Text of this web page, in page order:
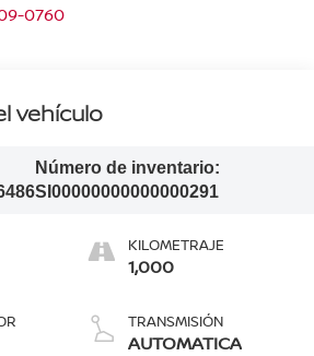
0760
vehículo
Número de inventario:
SI00000000000000291
KILOMETRAJE
1,000
TRANSMISIÓN
AUTOMATICA